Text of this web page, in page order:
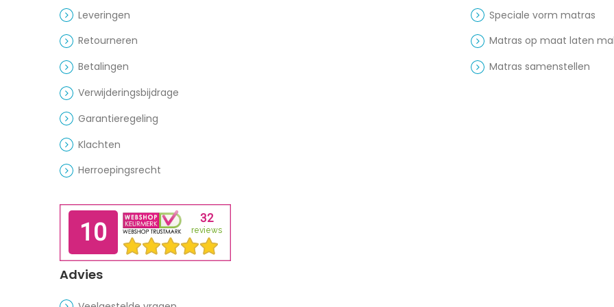
Leveringen
Retourneren
Betalingen
Verwijderingsbijdrage
Garantieregeling
Klachten
Herroepingsrecht
Speciale vorm matras
Matras op maat laten
Matras samenstellen
Advies